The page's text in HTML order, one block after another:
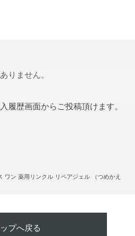
りません。
履歴画面からご投稿頂けます。
ワン 薬用リンクル リペアジェル （つめかえ
プへ戻る